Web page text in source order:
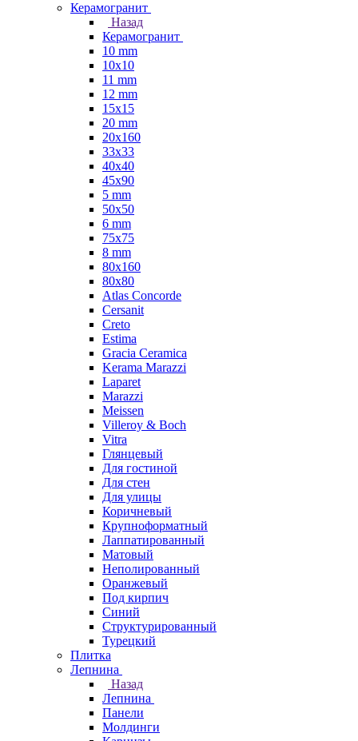
Керамогранит
Назад
Керамогранит
10 mm
10x10
11 mm
12 mm
15x15
20 mm
20х160
33x33
40х40
45x90
5 mm
50x50
6 mm
75х75
8 mm
80x160
80x80
Atlas Concorde
Cersanit
Creto
Estima
Gracia Ceramica
Kerama Marazzi
Laparet
Marazzi
Meissen
Villeroy & Boch
Vitra
Глянцевый
Для гостиной
Для стен
Для улицы
Коричневый
Крупноформатный
Лаппатированный
Матовый
Неполированный
Оранжевый
Под кирпич
Синий
Структурированный
Турецкий
Плитка
Лепнина
Назад
Лепнина
Панели
Молдинги